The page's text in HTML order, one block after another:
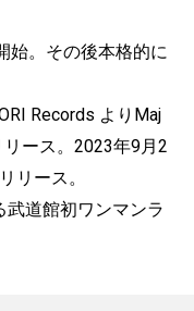
始。その後本格的に
Records よりMaj
ース。2023年9月2
リース。
道館初ワンマンラ